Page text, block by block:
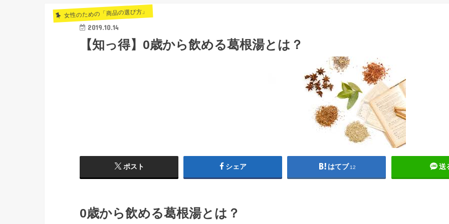
女性のための「商品の選び方」
2019.10.14
【知っ得】0歳から飲める葛根湯とは？
ポスト シェア はてブ12 送
0歳から飲める葛根湯とは？